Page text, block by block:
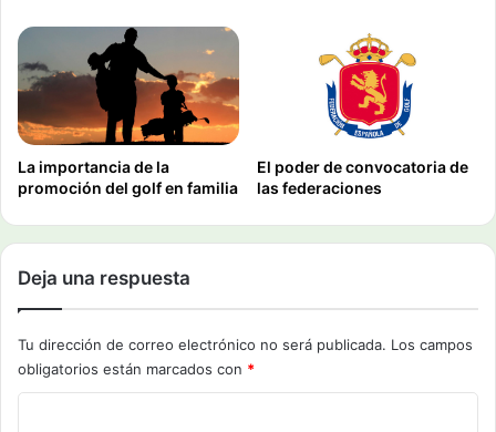
La importancia de la
promoción del golf en familia
El poder de convocatoria de
las federaciones
Deja una respuesta
Tu dirección de correo electrónico no será publicada. Los campos
obligatorios están marcados con *